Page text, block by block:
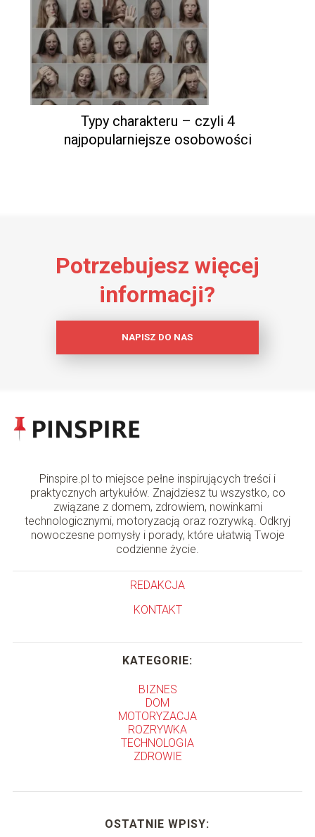
Typy charakteru – czyli 4
najpopularniejsze osobowości
Potrzebujesz więcej
informacji?
NAPISZ DO NAS
Pinspire.pl to miejsce pełne inspirujących treści i
praktycznych artykułów. Znajdziesz tu wszystko, co
związane z domem, zdrowiem, nowinkami
technologicznymi, motoryzacją oraz rozrywką. Odkryj
nowoczesne pomysły i porady, które ułatwią Twoje
codzienne życie.
REDAKCJA
KONTAKT
KATEGORIE:
BIZNES
DOM
MOTORYZACJA
ROZRYWKA
TECHNOLOGIA
ZDROWIE
OSTATNIE WPISY: